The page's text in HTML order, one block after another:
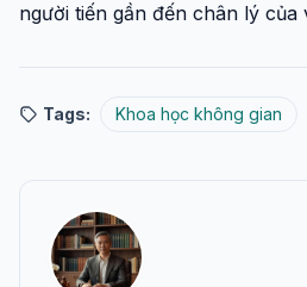
người tiến gần đến chân lý của
Tags: Khoa học không gian